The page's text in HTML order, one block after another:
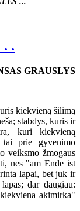
.
GRAUSLYS
kiekvieną šilimą
stabdys, kuris ir
kuri kiekvieną
prie gyvenimo
veiksmo žmogaus
nes "am Ende ist
lapai, bet juk ir
dar daugiau:
akimirka"